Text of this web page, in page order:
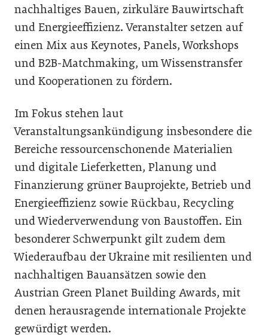
nachhaltiges Bauen, zirkuläre Bauwirtschaft
und Energieeffizienz. Veranstalter setzen auf
einen Mix aus Keynotes, Panels, Workshops
und B2B-Matchmaking, um Wissenstransfer
und Kooperationen zu fördern.
Im Fokus stehen laut
Veranstaltungsankündigung insbesondere die
Bereiche ressourcenschonende Materialien
und digitale Lieferketten, Planung und
Finanzierung grüner Bauprojekte, Betrieb und
Energieeffizienz sowie Rückbau, Recycling
und Wiederverwendung von Baustoffen. Ein
besonderer Schwerpunkt gilt zudem dem
Wiederaufbau der Ukraine mit resilienten und
nachhaltigen Bauansätzen sowie den
Austrian Green Planet Building Awards, mit
denen herausragende internationale Projekte
gewürdigt werden.